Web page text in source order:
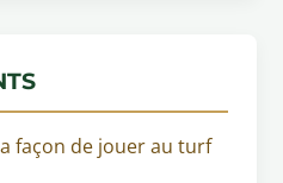
façon de jouer au turf